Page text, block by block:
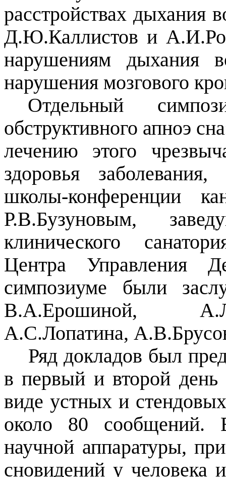
расстройствах дыхания
Д.Ю.Каллистов и
нарушениям дыхания
нарушения мозгового
Отдельный
обструктивного апноэ
лечению этого
здоровья
школы-конференции
Р.В.Бузуновым,
клинического
Центра Управления
симпозиуме были
В.А.Ерошиной,
А.С.Лопатина,
Ряд докладов был
в первый и второй
виде устных и
около 80 сообщений.
научной аппаратуры,
сновидений у